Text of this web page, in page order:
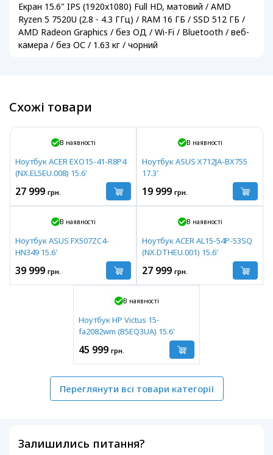
Екран 15.6" IPS (1920x1080) Full HD, матовий / AMD
Ryzen 5 7520U (2.8 - 4.3 ГГц) / RAM 16 ГБ / SSD 512 ГБ /
AMD Radeon Graphics / без ОД / Wi-Fi / Bluetooth / веб-
камера / без ОС / 1.63 кг / чорний
Схожі товари
В наявності
Ноутбук ACER EXO15-41-R8P4
(NX.EL5EU.008) 15.6'
27 999 грн.
В наявності
Ноутбук ASUS X712JA-BX755
17.3'
19 999 грн.
В наявності
Ноутбук ASUS FX507ZC4-
HN349 15.6'
39 999 грн.
В наявності
Ноутбук ACER AL15-54P-53SQ
(NX.DTHEU.001) 15.6'
27 999 грн.
В наявності
Ноутбук HP Victus 15-
fa2082wm (B5EQ3UA) 15.6'
45 999 грн.
Переглянути всі товари категорії
Залишились питання?